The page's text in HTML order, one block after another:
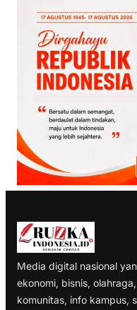
Media digital nasional
ekonomi, bisnis,
komunitas, info kampus,